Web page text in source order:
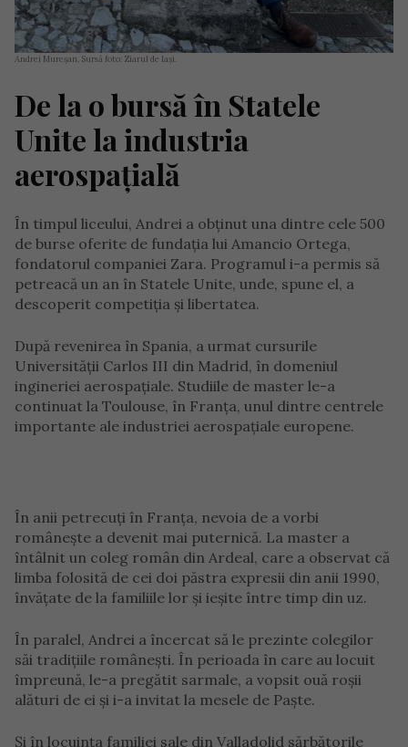
Andrei Mureșan. Sursă foto: Ziarul de Iași.
De la o bursă în Statele
Unite la industria
aerospațială
În timpul liceului, Andrei a obținut una dintre cele 500
de burse oferite de fundația lui Amancio Ortega,
fondatorul companiei Zara. Programul i-a permis să
petreacă un an în Statele Unite, unde, spune el, a
descoperit competiția și libertatea.
După revenirea în Spania, a urmat cursurile
Universității Carlos III din Madrid, în domeniul
ingineriei aerospațiale. Studiile de master le-a
continuat la Toulouse, în Franța, unul dintre centrele
importante ale industriei aerospațiale europene.
În anii petrecuți în Franța, nevoia de a vorbi
românește a devenit mai puternică. La master a
întâlnit un coleg român din Ardeal, care a observat că
limba folosită de cei doi păstra expresii din anii 1990,
învățate de la familiile lor și ieșite între timp din uz.
În paralel, Andrei a încercat să le prezinte colegilor
săi tradițiile românești. În perioada în care au locuit
împreună, le-a pregătit sarmale, a vopsit ouă roșii
alături de ei și i-a invitat la mesele de Paște.
Și în locuința familiei sale din Valladolid sărbătorile